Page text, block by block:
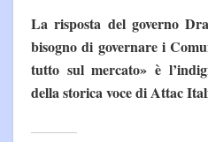
La risposta del governo
bisogno di governare i
tutto sul mercato» è
della storica voce di Attac